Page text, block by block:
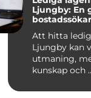
Ljungby: En
Att hitta
Ljungby kan
utmaning,
kunskap och